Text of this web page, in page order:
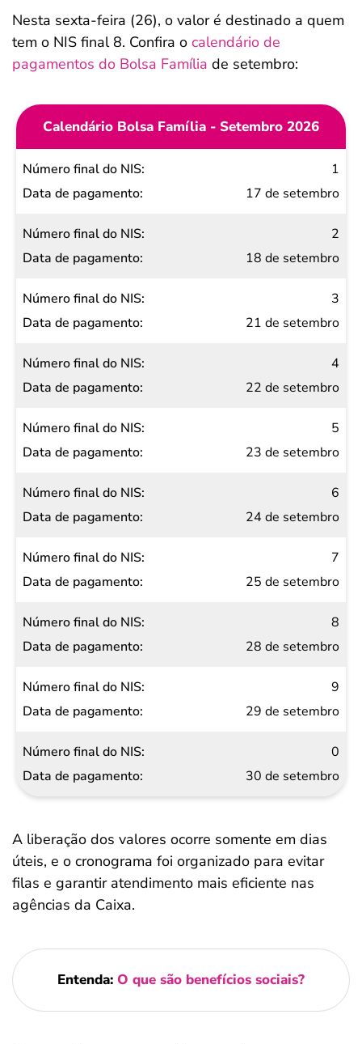
Nesta sexta-feira (26), o valor é destinado a quem
tem o NIS final 8. Confira o calendário de
pagamentos do Bolsa Família de setembro:
Calendário Bolsa Família - Setembro 2026
Número
final do
Data de
pagamento
1
17 de setembro
2
18 de setembro
3
21 de setembro
4
22 de setembro
5
23 de setembro
6
24 de setembro
7
25 de setembro
8
28 de setembro
9
29 de setembro
0
30 de setembro
A liberação dos valores ocorre somente em dias
úteis, e o cronograma foi organizado para evitar
filas e garantir atendimento mais eficiente nas
agências da Caixa.
Entenda: O que são benefícios sociais?